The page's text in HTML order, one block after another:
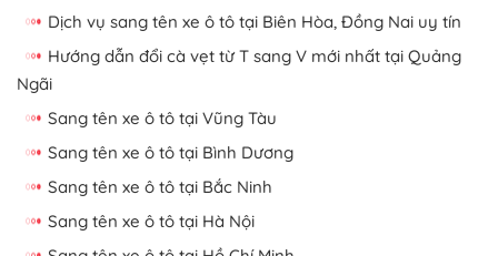
Dịch vụ sang tên xe ô tô tại Biên Hòa, Đồng Nai uy tín
Hướng dẫn đổi cà vẹt từ T sang V mới nhất tại Quảng
Ngãi
Sang tên xe ô tô tại Vũng Tàu
Sang tên xe ô tô tại Bình Dương
Sang tên xe ô tô tại Bắc Ninh
Sang tên xe ô tô tại Hà Nội